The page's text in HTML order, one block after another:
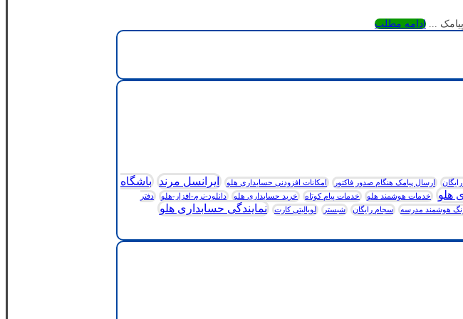
ادامه مطلب
ارسال پیامک هنگام صدور فاکتور امکانات افزودنی حسابداری هلو ایرانسل مرند باشگاه
هلو خدمات هوشمند هلو خدمات پیام کوتاه خرید حسابداری هلو دانلود-نرم-افزار-هلو
دفتر
هوشمند مدرسه سجام رایگان شبستر لویالیتی کارت نمایندگی حسابداری هلو